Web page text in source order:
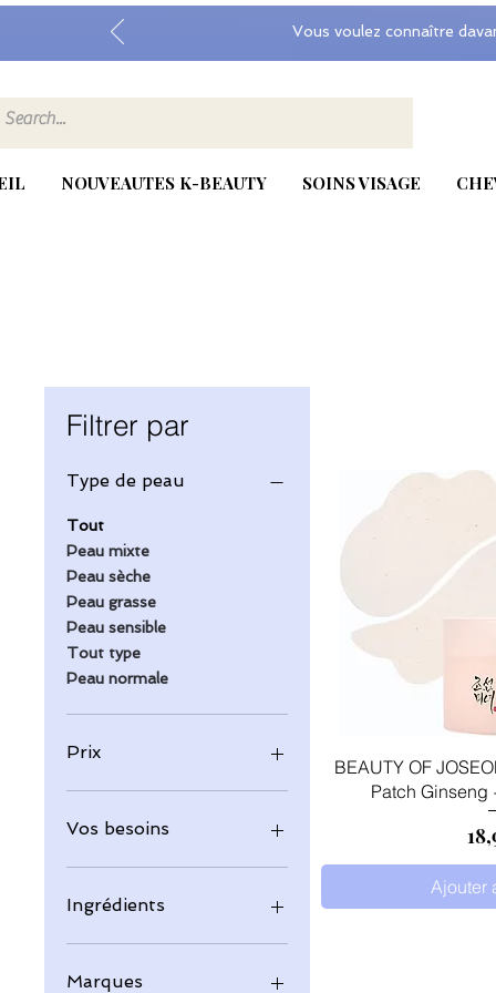
Vous voulez connaître
NOUVEAUTES K-BEAUTY SOINS VISAGE
Filtrer par
Type de peau
Tout
Peau mixte
Peau sèche
Peau grasse
Peau sensible
Tout type
Peau normale
Prix
Vos besoins
Anti Tâches
(Hyperpigmentation)
Anti-rides
Regénérant
Ingrédients
Peptide
Rétinol/Bakuchiol
Marques
BEAUTY OF
Patch Ginseng
Ajouter